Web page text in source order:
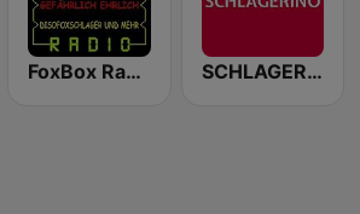
FoxBox Radio SCHLAGERINO